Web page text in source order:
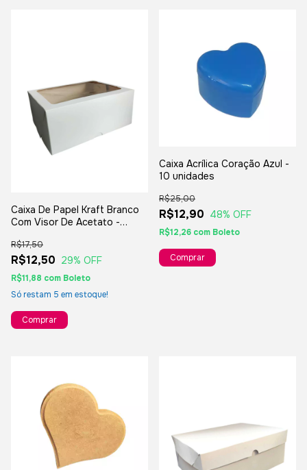
Caixa De Papel Kraft Branco
Com Visor De Acetato -
E Lembranças
R$12,50
R$17,50
29% OFF
R$11,88 com Boleto
Só restam 5 em estoque!
Comprar
Caixa Acrílica Coração Azul -
10 unidades
R$12,90
R$25,00
48% OFF
R$12,26 com Boleto